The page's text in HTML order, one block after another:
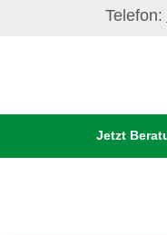
Telefon:
Jetzt